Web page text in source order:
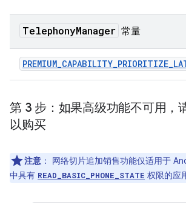
TelephonyManager 常量
第 3 步：如果高级功能不可用，
以购买
注意 ：
网络切片追加销售功能仅适用于
中具有 READ_BASIC_PHONE_STATE 权限的应